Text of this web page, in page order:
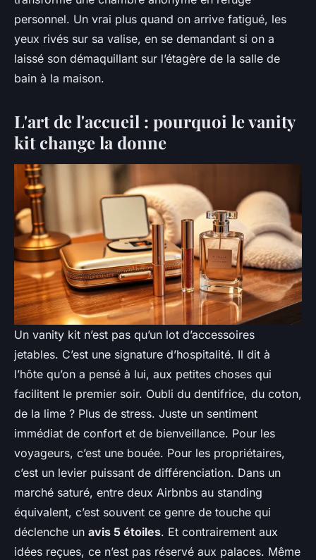
personnel. Un vrai plus quand on arrive fatigué, les
yeux rivés sur sa valise, en se demandant si on a
laissé son démaquillant sur l’étagère de la salle de
bain à la maison.
L'art de l'accueil : pourquoi le vanity
kit change la donne
Un vanity kit n’est pas qu’un lot d’accessoires
jetables. C’est une signature d’hospitalité. Il dit à
l’hôte qu’on a pensé à lui, aux petites choses qui
facilitent le premier soir. Oubli du dentifrice, du coton,
de la lime ? Plus de stress. Juste un sentiment
immédiat de confort et de bienveillance. Pour les
voyageurs, c’est une bouée. Pour les propriétaires,
c’est un levier puissant de différenciation. Dans un
marché saturé, entre deux Airbnbs au standing
équivalent, c’est souvent ce genre de touche qui
déclenche un avis 5 étoiles. Et contrairement aux
idées reçues, ce n’est pas réservé aux palaces. Même